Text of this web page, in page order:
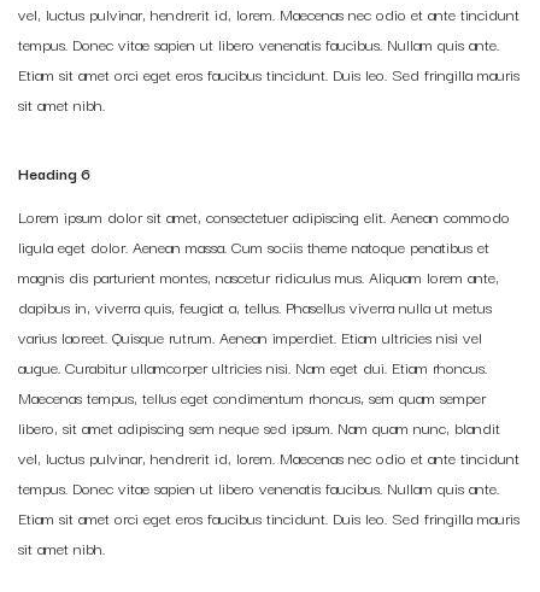
vel, luctus pulvinar, hendrerit id, lorem. Maecenas nec odio et ante tincidunt
tempus. Donec vitae sapien ut libero venenatis faucibus. Nullam quis ante.
Etiam sit amet orci eget eros faucibus tincidunt. Duis leo. Sed fringilla mauris
sit amet nibh.
Heading 6
Lorem ipsum dolor sit amet, consectetuer adipiscing elit. Aenean commodo
ligula eget dolor. Aenean massa. Cum sociis theme natoque penatibus et
magnis dis parturient montes, nascetur ridiculus mus. Aliquam lorem ante,
dapibus in, viverra quis, feugiat a, tellus. Phasellus viverra nulla ut metus
varius laoreet. Quisque rutrum. Aenean imperdiet. Etiam ultricies nisi vel
augue. Curabitur ullamcorper ultricies nisi. Nam eget dui. Etiam rhoncus.
Maecenas tempus, tellus eget condimentum rhoncus, sem quam semper
libero, sit amet adipiscing sem neque sed ipsum. Nam quam nunc, blandit
vel, luctus pulvinar, hendrerit id, lorem. Maecenas nec odio et ante tincidunt
tempus. Donec vitae sapien ut libero venenatis faucibus. Nullam quis ante.
Etiam sit amet orci eget eros faucibus tincidunt. Duis leo. Sed fringilla mauris
sit amet nibh.